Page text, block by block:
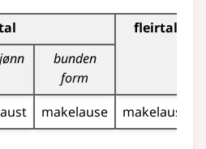
adjektivet
fleirtal
bunden
form
makelause makelause